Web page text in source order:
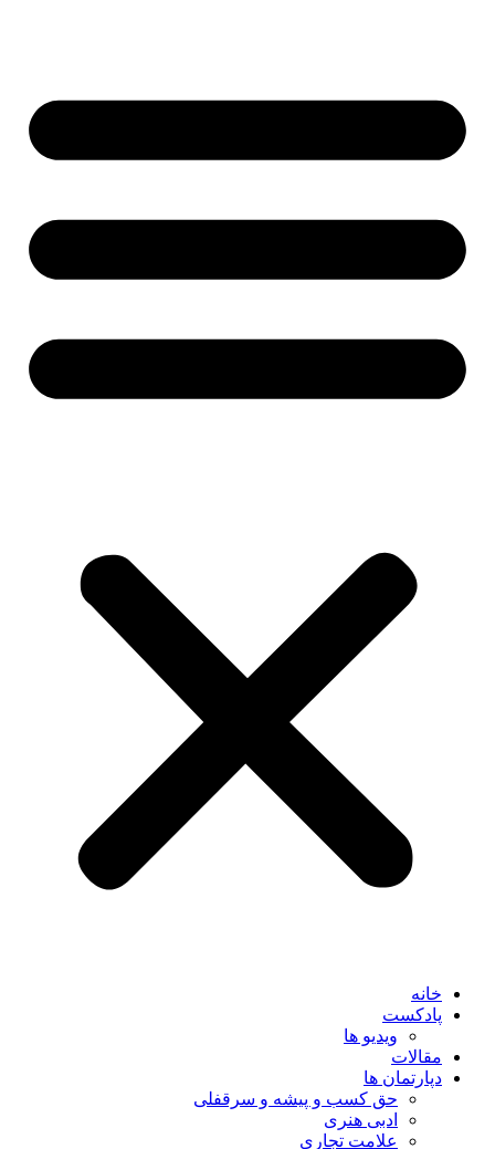
خانه
پادکست
ویدیو ها
مقالات
دپارتمان ها
حق کسب و پیشه و سرقفلی
ادبی هنری
علامت تجاری